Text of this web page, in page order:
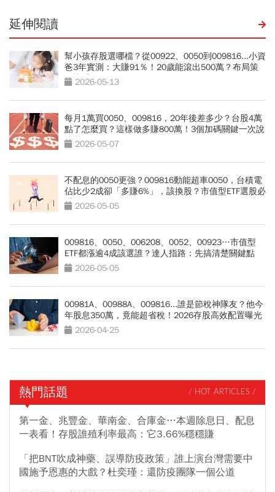
延伸閱讀
幫小孩存股選哪檔？從00922、0050到009816...小資
爸3年實測：大賺91％！20歲能滾出500萬？布局策
略快看
2026-05-13
每月1萬買0050、009816，20年後差多少？台股4萬
點了怎麼買？這樣做多賺800萬！3個加碼關鍵一次說
清楚2026-05-07
不配息的0050更強？009816動能超車0050，台積電
佔比少2成卻「多賺6%」，該換股？市值型ETF選股必
看 2026-05-05
009816、0050、006208、0052、00923…市值型
ETF都漲逾4成該選誰？達人指路：先搞清楚關鍵點
2026-05-05
00981A、00988A、009816...誰是節稅神隊友？他今
年股息350萬，竟能超省稅！2026存股高效配置曝光
2026-04-25
熱門話題 / HOT ARTICLES /
第一金、兆豐金、華南金、合庫金…本週除息日、配息
一表看！存股誰殖利率最高：它3.66%穩穩賺
「把BNT吹成神藥、誤導防疫政策」誰上演台灣需要中
國施予恩惠的大戲？杜奕瑾：還防疫團隊一個公道